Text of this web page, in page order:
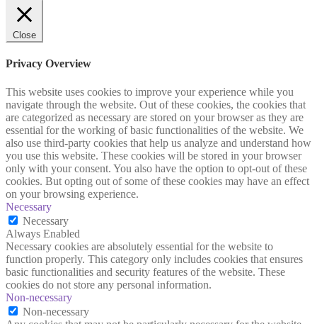
Close
Privacy Overview
This website uses cookies to improve your experience while you
navigate through the website. Out of these cookies, the cookies that
are categorized as necessary are stored on your browser as they are
essential for the working of basic functionalities of the website. We
also use third-party cookies that help us analyze and understand how
you use this website. These cookies will be stored in your browser
only with your consent. You also have the option to opt-out of these
cookies. But opting out of some of these cookies may have an effect
on your browsing experience.
Necessary
Necessary
Always Enabled
Necessary cookies are absolutely essential for the website to
function properly. This category only includes cookies that ensures
basic functionalities and security features of the website. These
cookies do not store any personal information.
Non-necessary
Non-necessary